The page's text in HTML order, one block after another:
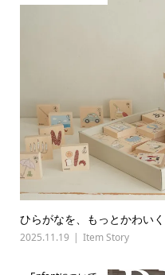
ひらがなを、もっとかわい
2025.11.19 Item Story